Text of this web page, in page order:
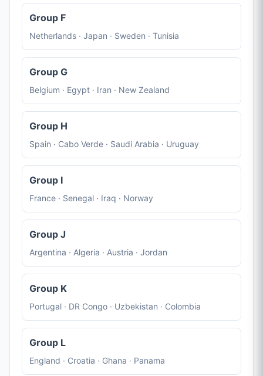
Group F
Netherlands · Japan · Sweden · Tunisia
Group G
Belgium · Egypt · Iran · New Zealand
Group H
Spain · Cabo Verde · Saudi Arabia · Uruguay
Group I
France · Senegal · Iraq · Norway
Group J
Argentina · Algeria · Austria · Jordan
Group K
Portugal · DR Congo · Uzbekistan · Colombia
Group L
England · Croatia · Ghana · Panama